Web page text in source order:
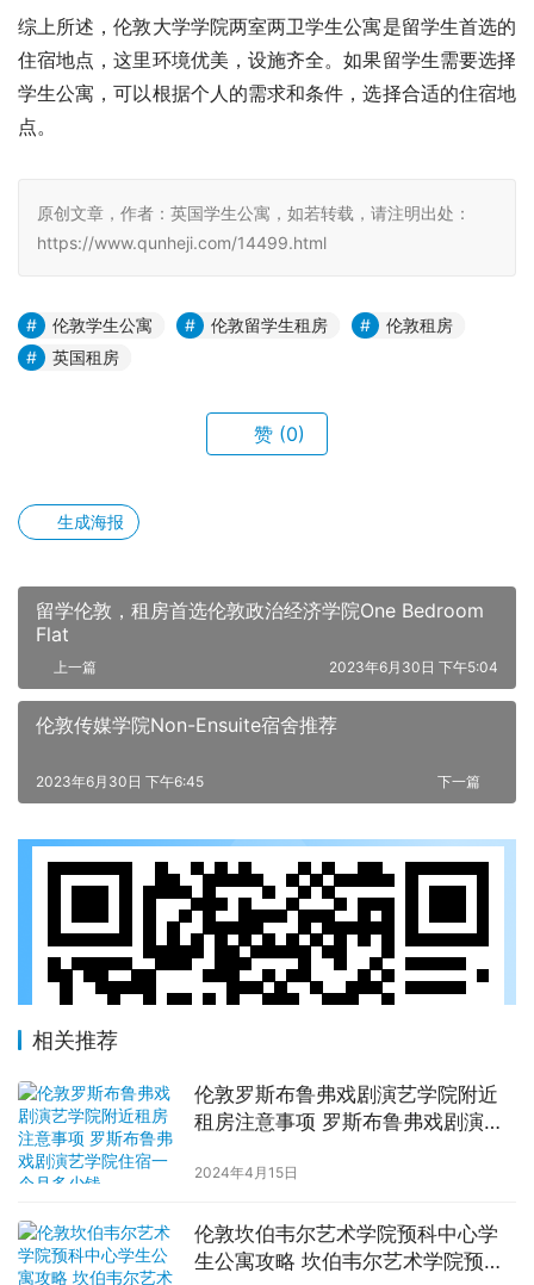
综上所述，伦敦大学学院两室两卫学生公寓是留学生首选的
住宿地点，这里环境优美，设施齐全。如果留学生需要选择
学生公寓，可以根据个人的需求和条件，选择合适的住宿地
点。
原创文章，作者：英国学生公寓，如若转载，请注明出处：
https://www.qunheji.com/14499.html
伦敦学生公寓 伦敦留学生租房
伦敦租房
英国租房
赞 (0)
生成海报
留学伦敦，租房首选伦敦政治经济学院One Bedroom
Flat
上一篇 2023年6月30日 下午5:04
伦敦传媒学院Non-Ensuite宿舍推荐
下一篇
2023年6月30日 下午6:45
相关推荐
伦敦罗斯布鲁弗戏剧演艺学院附近
租房注意事项 罗斯布鲁弗戏剧演艺
2024年4月15日
伦敦坎伯韦尔艺术学院预科中心学
生公寓攻略 坎伯韦尔艺术学院预科